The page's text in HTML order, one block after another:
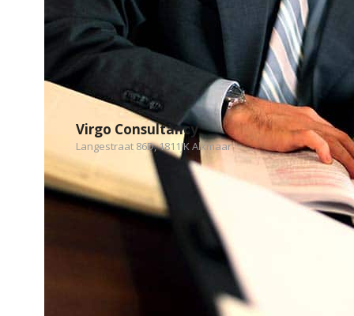
Virgo Consultancy
Langestraat 86D, 1811JK Alkmaar